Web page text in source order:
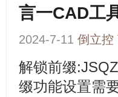
言一CAD工
2024-7-11 倒立控
解锁前缀
缀功能设置需